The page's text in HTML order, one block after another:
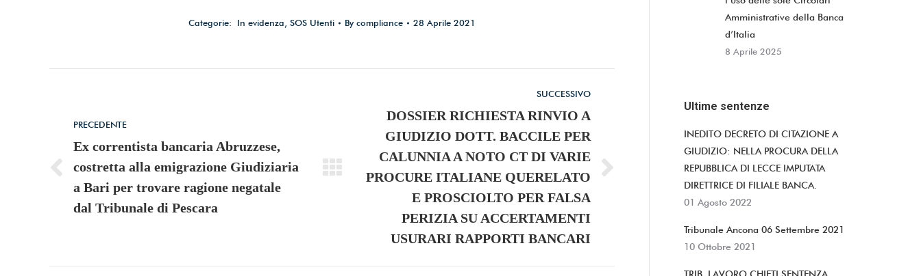
Categorie: In evidenza SOS Utenti Bycompliance 28 Aprile 2021
navigazione
PRECEDENTE
Stile
dell'anteprima:
Ex correntista bancaria Abruzzese,
costretta alla emigrazione Giudiziaria
a Bari per trovare ragione negatale
dal Tribunale di Pescara
SUCCESSIVO
Numero
DOSSIER RICHIESTA RINVIO A
GIUDIZIO DOTT. BACCILE PER
CALUNNIA A NOTO CT DI VARIE
PROCURE ITALIANE QUERELATO
E PROSCIOLTO PER FALSA
PERIZIA SU ACCERTAMENTI
USURARI RAPPORTI BANCARI
Amministrative della Banca
d’Italia
8 Aprile 2025
Ultime sentenze
INEDITO DECRETO DI CITAZIONE A
GIUDIZIO: NELLA PROCURA DELLA
REPUBBLICA DI LECCE IMPUTATA
DIRETTRICE DI FILIALE BANCA.
01 Agosto 2022
Tribunale Ancona 06 Settembre 2021
10 Ottobre 2021
TRIB. LAVORO CHIETI SENTENZA